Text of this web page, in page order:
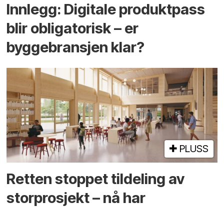
Innlegg: Digitale produktpass
blir obligatorisk – er
byggebransjen klar?
PLUSS
Retten stoppet tildeling av
storprosjekt – nå har